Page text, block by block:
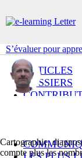
ARTICLES
DOSSIERS
S’évaluer pour
Cartographie,
compte plus les